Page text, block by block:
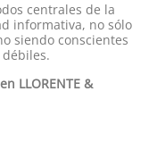
centrales de la
informativa, no sólo
siendo conscientes
LLORENTE &